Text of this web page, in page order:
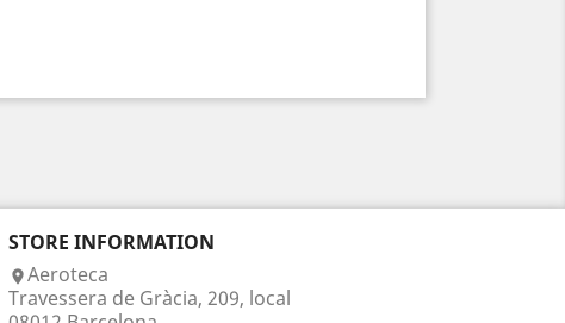
STORE INFORMATION
Aeroteca
Travessera de Gràcia, 209, local